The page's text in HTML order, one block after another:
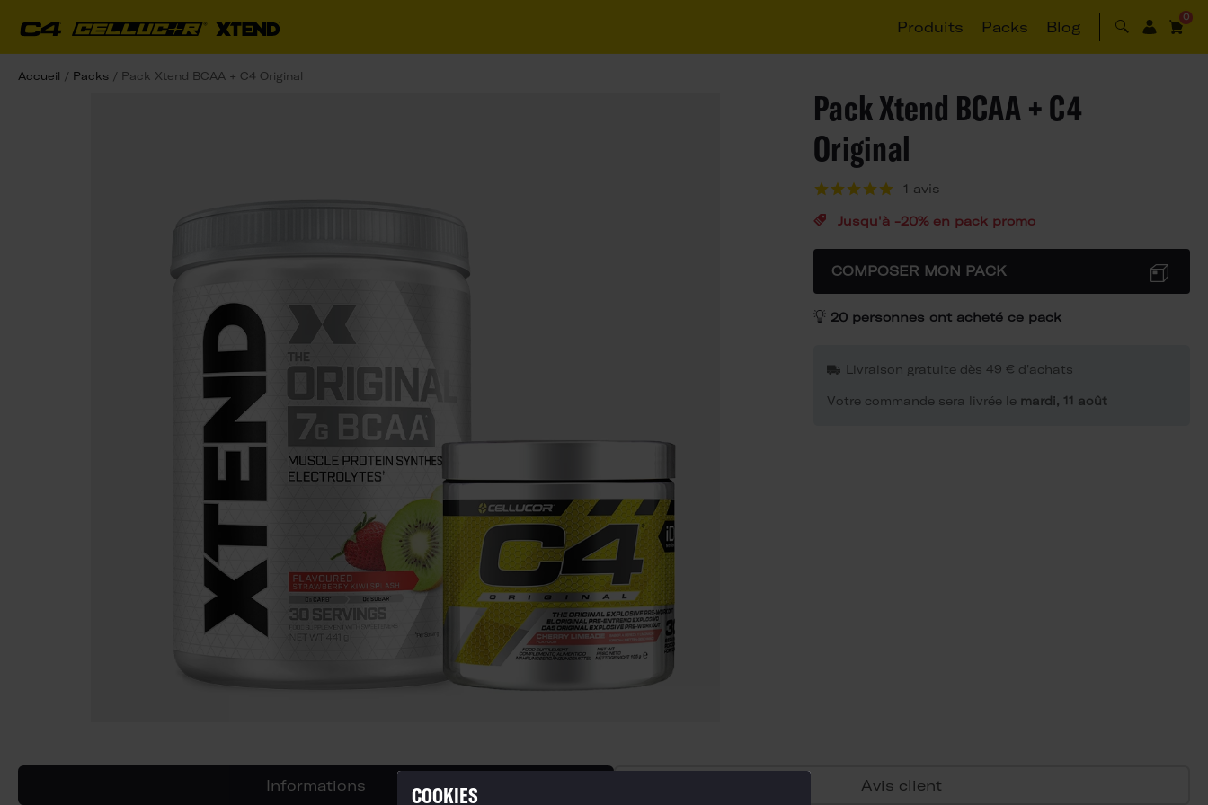
Produits Packs Blog
0
Accueil / Packs / Pack Xtend BCAA + C4 Original
Pack Xtend BCAA + C4
Original
1 avis
Jusqu'à -20% en pack promo
COMPOSER MON PACK
20 personnes ont acheté ce pack
Livraison gratuite dès 49 € d'achats
Votre commande sera livrée le mardi, 11 août
Informations Avis client
COOKIES